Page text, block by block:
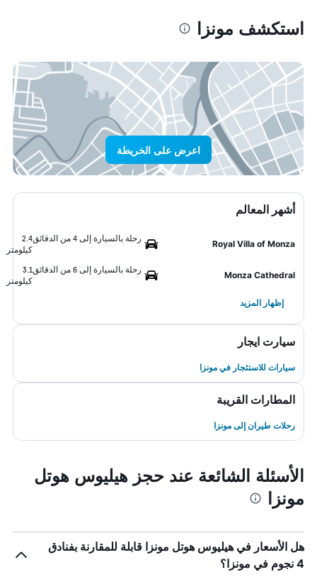
استكشف مونزا
اعرض على الخريطة
أشهر المعالم
Royal Villa of Monza
رحلة بالسيارة إلى 4 من الدقائق
2.4
كيلومتر
Monza Cathedral
رحلة بالسيارة إلى 6 من الدقائق
3.1
كيلومتر
إظهار المزيد
سيارت ايجار
سيارات للاستئجار في مونزا
المطارات القريبة
رحلات طيران إلى مونزا
الأسئلة الشائعة عند حجز هيليوس هوتل
مونزا
هل الأسعار في هيليوس هوتل مونزا قابلة للمقارنة بفنادق
4 نجوم في مونزا؟